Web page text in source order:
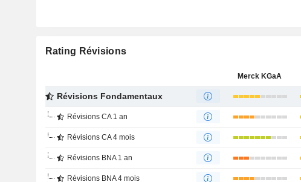
Rating Révisions
Merck KGaA
Révisions Fondamentaux
Révisions CA 1 an
Révisions CA 4 mois
Révisions BNA 1 an
Révisions BNA 4 mois